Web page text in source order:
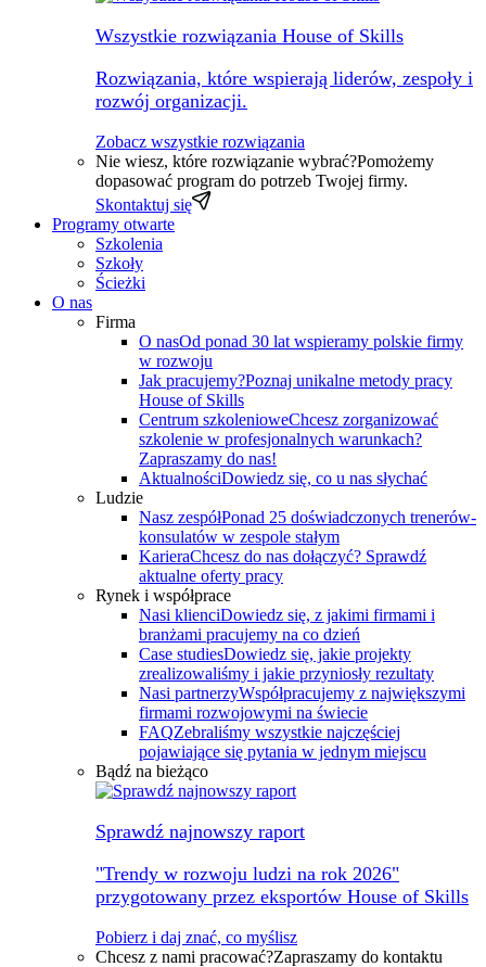
Wszystkie rozwiązania House of Skills
Rozwiązania, które wspierają liderów, zespoły i
rozwój organizacji.
Zobacz wszystkie rozwiązania
Nie wiesz, które rozwiązanie wybrać?Pomożemy
dopasować program do potrzeb Twojej firmy.
Skontaktuj się
Programy otwarte
Szkolenia
Szkoły
Ścieżki
O nas
Firma
O nasOd ponad 30 lat wspieramy polskie firmy
w rozwoju
Jak pracujemy?Poznaj unikalne metody pracy
House of Skills
Centrum szkolenioweChcesz zorganizować
szkolenie w profesjonalnych warunkach?
Zapraszamy do nas!
AktualnościDowiedz się, co u nas słychać
Ludzie
Nasz zespółPonad 25 doświadczonych trenerów-
konsulatów w zespole stałym
KarieraChcesz do nas dołączyć? Sprawdź
aktualne oferty pracy
Rynek i współprace
Nasi klienciDowiedz się, z jakimi firmami i
branżami pracujemy na co dzień
Case studiesDowiedz się, jakie projekty
zrealizowaliśmy i jakie przyniosły rezultaty
Nasi partnerzyWspółpracujemy z największymi
firmami rozwojowymi na świecie
FAQZebraliśmy wszystkie najczęściej
pojawiające się pytania w jednym miejscu
Bądź na bieżąco
Sprawdź najnowszy raport
"Trendy w rozwoju ludzi na rok 2026"
przygotowany przez eksportów House of Skills
Pobierz i daj znać, co myślisz
Chcesz z nami pracować?Zapraszamy do kontaktu